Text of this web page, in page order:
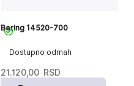
Dostupno odmah
Bering 14520-700
21.120,00 RSD